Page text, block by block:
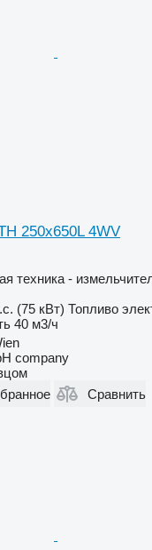
250x650L 4WV
техника -
(75 кВт) Топливо
40 м3/ч
company
Сравнить